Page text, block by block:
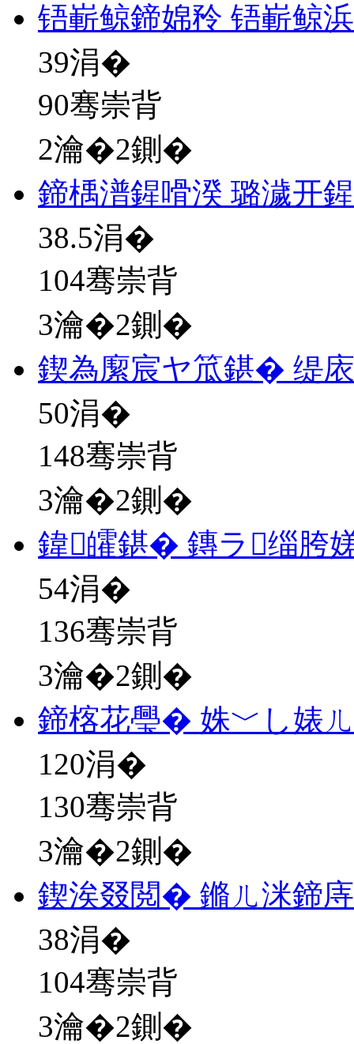
铻嶄鲸鍗婂矝 铻嶄鲸
39涓�
90骞崇背
2瀹�2鍘�
鍗楀潽鍟嗗湀 璐濊开
38.5涓�
104骞崇背
3瀹�2鍘�
鍥為緳宸ヤ笟鍖� 缇
50涓�
148骞崇背
3瀹�2鍘�
鍏皬鍖� 鏄ラ缁胯
54涓�
136骞崇背
3瀹�2鍘�
鍗楁花璺� 姝﹀し婊
120涓�
130骞崇背
3瀹�2鍘�
鍥涘叕閲� 鏅ㄦ洣鍗
38涓�
104骞崇背
3瀹�2鍘�